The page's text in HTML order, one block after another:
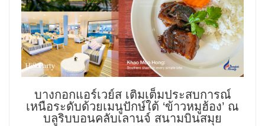
บางกอกแอร์เวย์ส เติมเต็มประสบการณ์
เหนือระดับด้วยเมนูปักษ์ใต้ ‘ข้าวหมูฮ้อง’ ณ
บลูริบบอนคลับเลานจ์ สนามบินสมุย